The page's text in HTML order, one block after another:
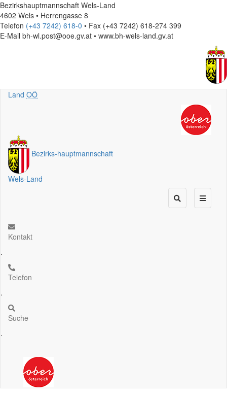
Bezirkshauptmannschaft Wels-Land
4602 Wels • Herrengasse 8
Telefon (+43 7242) 618-0 • Fax (+43 7242) 618-274 399
E-Mail bh-wl.post@ooe.gv.at • www.bh-wels-land.gv.at
Land OÖ
Bezirks-hauptmannschaft
Wels-Land
Kontakt
.
Telefon
.
Suche
.